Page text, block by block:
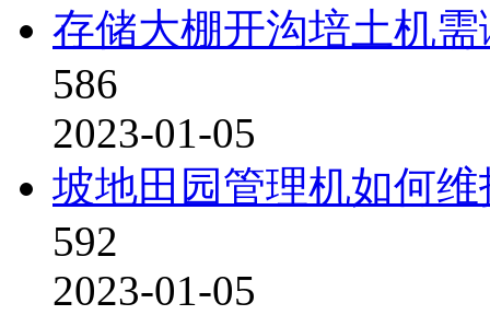
存储大棚开沟培土机需
586
2023-01-05
坡地田园管理机如何
592
2023-01-05